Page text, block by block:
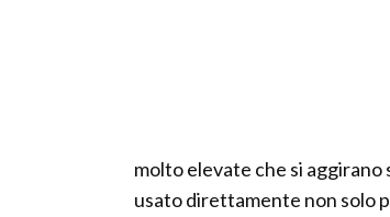
molto elevate che si
usato direttamente non solo